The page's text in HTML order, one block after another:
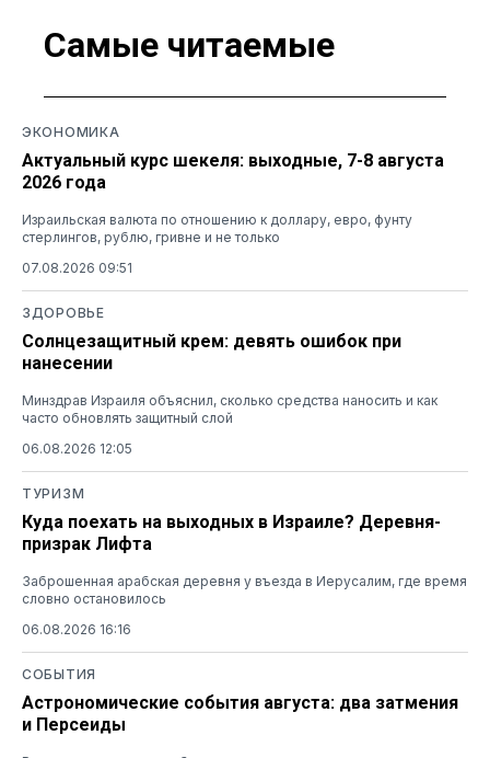
Самые читаемые
ЭКОНОМИКА
Актуальный курс шекеля: выходные, 7-8 августа
2026 года
Израильская валюта по отношению к доллару, евро, фунту
стерлингов, рублю, гривне и не только
07.08.2026 09:51
ЗДОРОВЬЕ
Солнцезащитный крем: девять ошибок при
нанесении
Минздрав Израиля объяснил, сколько средства наносить и как
часто обновлять защитный слой
06.08.2026 12:05
ТУРИЗМ
Куда поехать на выходных в Израиле? Деревня-
призрак Лифта
Заброшенная арабская деревня у въезда в Иерусалим, где время
словно остановилось
06.08.2026 16:16
СОБЫТИЯ
Астрономические события августа: два затмения
и Персеиды